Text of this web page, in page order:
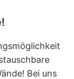
Bei uns